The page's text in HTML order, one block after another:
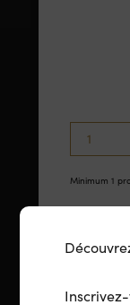
1
Minimum 1
En stock